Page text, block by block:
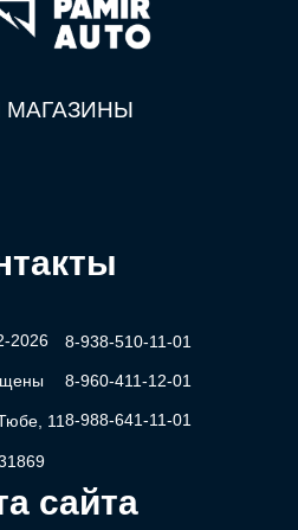
2026
11
8-938-510-11-01
8-960-411-12-01
8-988-641-11-01
сайта